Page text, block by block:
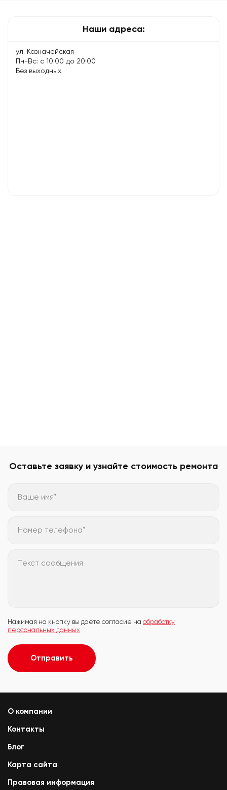
Наши адреса:
ул. Казначейская
Пн-Вс: с 10:00 до 20:00
Без выходных
Оставьте заявку и узнайте стоимость ремонта
Ваше имя*
Номер телефона*
Текст сообщения
Нажимая на кнопку вы даете согласие на обработку
персональных данных
Отправить
О компании
Контакты
Блог
Карта сайта
Правовая информация